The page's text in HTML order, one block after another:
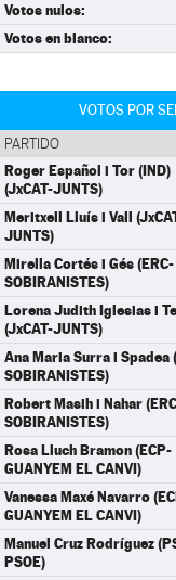
Votos nulos:
Votos en blanco:
VOTOS POR
PARTIDO
Roger Español i Tor (IND)
(JxCAT-JUNTS)
Meritxell Lluís i Vall
JUNTS)
Mirella Cortés i Gés (ERC-
SOBIRANISTES)
Lorena Judith Iglesias i
(JxCAT-JUNTS)
Ana Maria Surra i Spadea
SOBIRANISTES)
Robert Masih i Nahar
SOBIRANISTES)
Rosa Lluch Bramon (ECP-
GUANYEM EL CANVI)
Vanessa Maxé Navarro
GUANYEM EL CANVI)
Manuel Cruz Rodríguez
PSOE)